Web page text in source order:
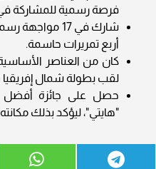
فرصة رسمية للمشاركة في
شارك في 17
أربع تمريرات حاسمة.
كان من العناصر
لقب بطولة شمال إفريقيا
حصل على جائزة أفضل
"هايتي"، ليؤكد بذلك